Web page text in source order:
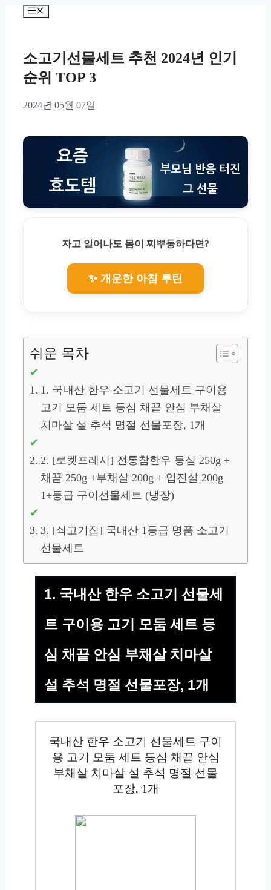
Menu
소고기선물세트 추천 2024년 인기
순위 TOP 3
2024년 05월 07일
자고 일어나도 몸이 찌뿌둥하다면?
✨ 개운한 아침 루틴
쉬운 목차
1. 국내산 한우 소고기 선물세트 구이용
고기 모둠 세트 등심 채끝 안심 부채살
치마살 설 추석 명절 선물포장, 1개
2. [로켓프레시] 전통참한우 등심 250g +
채끝 250g +부채살 200g + 업진살 200g
1+등급 구이선물세트 (냉장)
3. [쇠고기집] 국내산 1등급 명품 소고기
선물세트
1. 국내산 한우 소고기 선물세
트 구이용 고기 모둠 세트 등
심 채끝 안심 부채살 치마살
설 추석 명절 선물포장, 1개
국내산 한우 소고기 선물세트 구이
용 고기 모둠 세트 등심 채끝 안심
부채살 치마살 설 추석 명절 선물
포장, 1개